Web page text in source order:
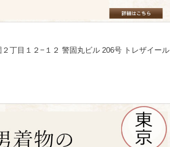
丁目１２−１２ 警固丸ビル 206号 トレザイール